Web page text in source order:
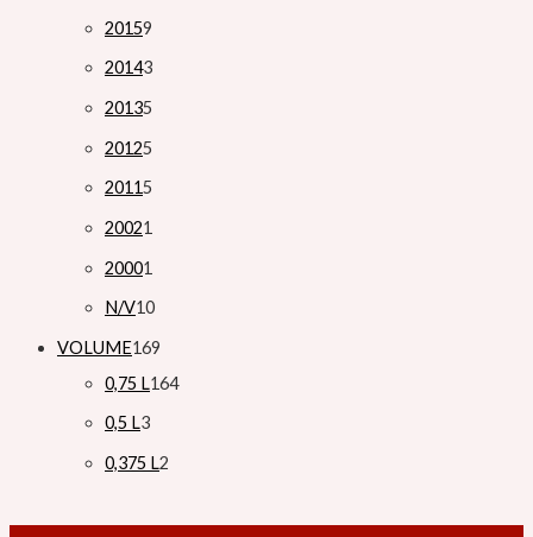
20159
20143
20135
20125
20115
20021
20001
N/V10
VOLUME169
0,75 L164
0,5 L3
0,375 L2